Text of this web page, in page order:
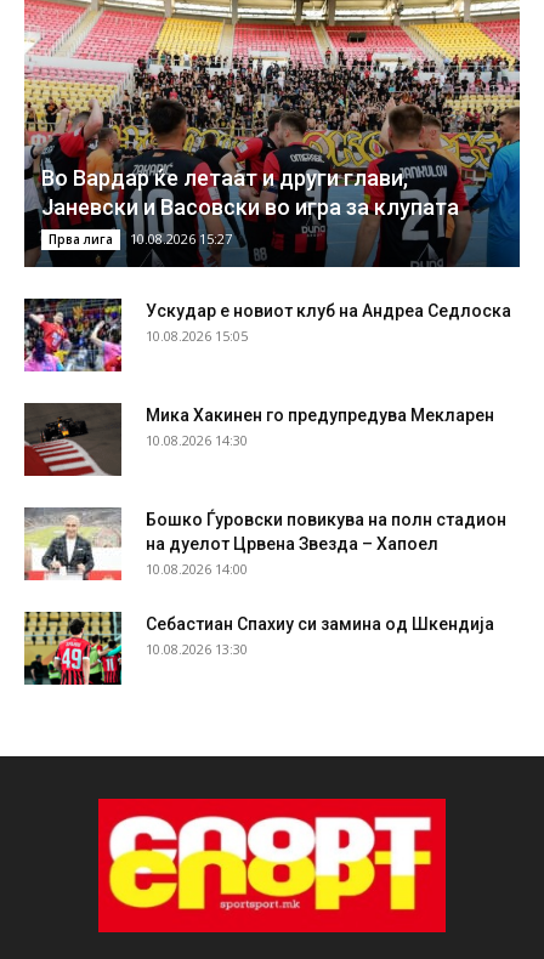
Во Вардар ќе летаат и други глави,
Јаневски и Васовски во игра за клупата
Прва лига 10.08.2026 15:27
Ускудар е новиот клуб на Андреа Седлоска
10.08.2026 15:05
Мика Хакинен го предупредува Мекларен
10.08.2026 14:30
Бошко Ѓуровски повикува на полн стадион
на дуелот Црвена Звезда – Хапоел
10.08.2026 14:00
Себастиан Спахиу си замина од Шкендија
10.08.2026 13:30